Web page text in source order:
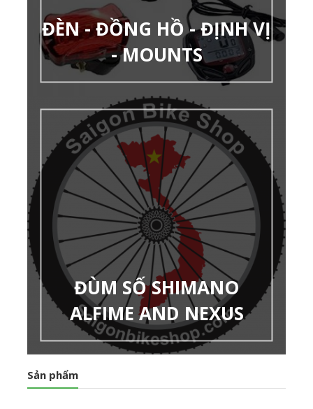
ĐÈN - ĐỒNG HỒ - ĐỊNH VỊ
- MOUNTS
ĐÙM SỐ SHIMANO
ALFIME AND NEXUS
Sản phẩm